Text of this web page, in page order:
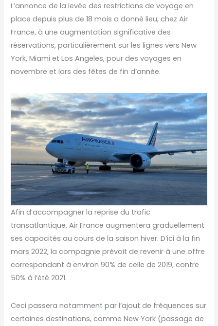
L’annonce de la levée des restrictions de voyage en
place depuis plus de 18 mois a donné lieu, chez Air
France, à une augmentation significative des
réservations, particulièrement sur les lignes vers New
York, Miami et Los Angeles, pour des voyages en
novembre et lors des fêtes de fin d’année.
Afin d’accompagner la reprise du trafic
transatlantique, Air France augmentera graduellement
ses capacités au cours de la saison hiver. D’ici à la fin
mars 2022, la compagnie prévoit de revenir à une offre
correspondant à environ 90% de celle de 2019, contre
50% à l’été 2021.
Ceci passera notamment par l’ajout de fréquences sur
certaines destinations, comme New York (passage de